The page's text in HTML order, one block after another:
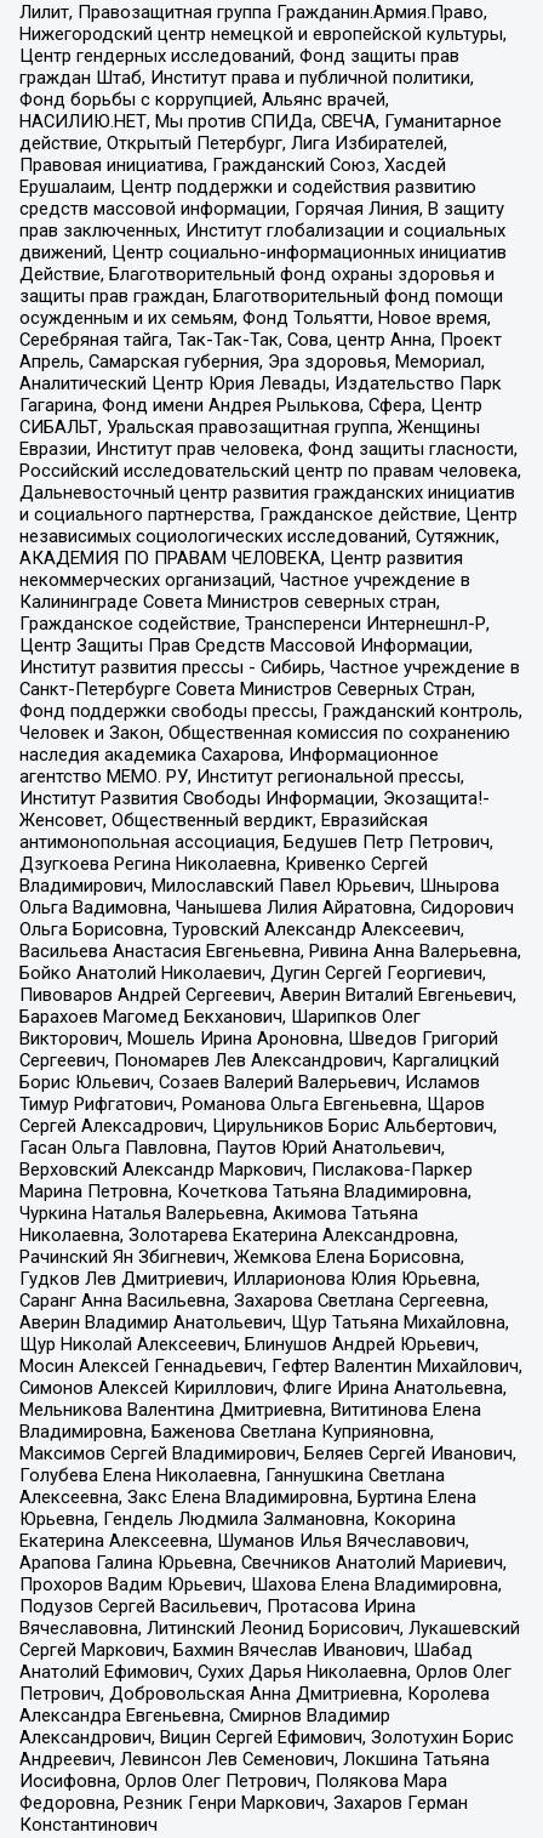
Лилит, Правозащитная группа Гражданин.Армия.Право,
Нижегородский центр немецкой и европейской культуры,
Центр гендерных исследований, Фонд защиты прав
граждан Штаб, Институт права и публичной политики,
Фонд борьбы с коррупцией, Альянс врачей,
НАСИЛИЮ.НЕТ, Мы против СПИДа, СВЕЧА, Гуманитарное
действие, Открытый Петербург, Лига Избирателей,
Правовая инициатива, Гражданский Союз, Хасдей
Ерушалаим, Центр поддержки и содействия развитию
средств массовой информации, Горячая Линия, В защиту
прав заключенных, Институт глобализации и социальных
движений, Центр социально-информационных инициатив
Действие, Благотворительный фонд охраны здоровья и
защиты прав граждан, Благотворительный фонд помощи
осужденным и их семьям, Фонд Тольятти, Новое время,
Серебряная тайга, Так-Так-Так, Сова, центр Анна, Проект
Апрель, Самарская губерния, Эра здоровья, Мемориал,
Аналитический Центр Юрия Левады, Издательство Парк
Гагарина, Фонд имени Андрея Рылькова, Сфера, Центр
СИБАЛЬТ, Уральская правозащитная группа, Женщины
Евразии, Институт прав человека, Фонд защиты гласности,
Российский исследовательский центр по правам человека,
Дальневосточный центр развития гражданских инициатив
и социального партнерства, Гражданское действие, Центр
независимых социологических исследований, Сутяжник,
АКАДЕМИЯ ПО ПРАВАМ ЧЕЛОВЕКА, Центр развития
некоммерческих организаций, Частное учреждение в
Калининграде Совета Министров северных стран,
Гражданское содействие, Трансперенси Интернешнл-Р,
Центр Защиты Прав Средств Массовой Информации,
Институт развития прессы - Сибирь, Частное учреждение в
Санкт-Петербурге Совета Министров Северных Стран,
Фонд поддержки свободы прессы, Гражданский контроль,
Человек и Закон, Общественная комиссия по сохранению
наследия академика Сахарова, Информационное
агентство МЕМО. РУ, Институт региональной прессы,
Институт Развития Свободы Информации, Экозащита!-
Женсовет, Общественный вердикт, Евразийская
антимонопольная ассоциация, Бедушев Петр Петрович,
Дзугкоева Регина Николаевна, Кривенко Сергей
Владимирович, Милославский Павел Юрьевич, Шнырова
Ольга Вадимовна, Чанышева Лилия Айратовна, Сидорович
Ольга Борисовна, Туровский Александр Алексеевич,
Васильева Анастасия Евгеньевна, Ривина Анна Валерьевна,
Бойко Анатолий Николаевич, Дугин Сергей Георгиевич,
Пивоваров Андрей Сергеевич, Аверин Виталий Евгеньевич,
Барахоев Магомед Бекханович, Шарипков Олег
Викторович, Мошель Ирина Ароновна, Шведов Григорий
Сергеевич, Пономарев Лев Александрович, Каргалицкий
Борис Юльевич, Созаев Валерий Валерьевич, Исламов
Тимур Рифгатович, Романова Ольга Евгеньевна, Щаров
Сергей Алексадрович, Цирульников Борис Альбертович,
Гасан Ольга Павловна, Паутов Юрий Анатольевич,
Верховский Александр Маркович, Пислакова-Паркер
Марина Петровна, Кочеткова Татьяна Владимировна,
Чуркина Наталья Валерьевна, Акимова Татьяна
Николаевна, Золотарева Екатерина Александровна,
Рачинский Ян Збигневич, Жемкова Елена Борисовна,
Гудков Лев Дмитриевич, Илларионова Юлия Юрьевна,
Саранг Анна Васильевна, Захарова Светлана Сергеевна,
Аверин Владимир Анатольевич, Щур Татьяна Михайловна,
Щур Николай Алексеевич, Блинушов Андрей Юрьевич,
Мосин Алексей Геннадьевич, Гефтер Валентин Михайлович,
Симонов Алексей Кириллович, Флиге Ирина Анатольевна,
Мельникова Валентина Дмитриевна, Вититинова Елена
Владимировна, Баженова Светлана Куприяновна,
Максимов Сергей Владимирович, Беляев Сергей Иванович,
Голубева Елена Николаевна, Ганнушкина Светлана
Алексеевна, Закс Елена Владимировна, Буртина Елена
Юрьевна, Гендель Людмила Залмановна, Кокорина
Екатерина Алексеевна, Шуманов Илья Вячеславович,
Арапова Галина Юрьевна, Свечников Анатолий Мариевич,
Прохоров Вадим Юрьевич, Шахова Елена Владимировна,
Подузов Сергей Васильевич, Протасова Ирина
Вячеславовна, Литинский Леонид Борисович, Лукашевский
Сергей Маркович, Бахмин Вячеслав Иванович, Шабад
Анатолий Ефимович, Сухих Дарья Николаевна, Орлов Олег
Петрович, Добровольская Анна Дмитриевна, Королева
Александра Евгеньевна, Смирнов Владимир
Александрович, Вицин Сергей Ефимович, Золотухин Борис
Андреевич, Левинсон Лев Семенович, Локшина Татьяна
Иосифовна, Орлов Олег Петрович, Полякова Мара
Федоровна, Резник Генри Маркович, Захаров Герман
Константинович